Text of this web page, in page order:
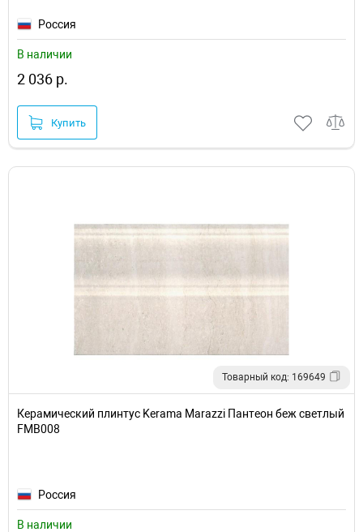
Россия
В наличии
2 036 р.
Купить
Товарный код: 169649
Керамический плинтус Kerama Marazzi Пантеон беж светлый
FMB008
Россия
В наличии